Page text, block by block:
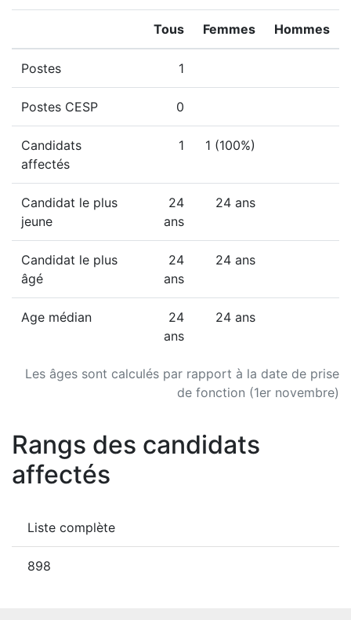
Les âges sont calculés par rapport à la date de prise
de fonction (1er novembre)
Tous Femmes Hommes
Postes 1
Postes CESP 0
Candidats
affectés
1 1 (100%)
Candidat le plus
jeune
24
ans
24 ans
Candidat le plus
âgé
24
ans
24 ans
Age médian
24
ans
24 ans
Rangs des candidats
affectés
Liste complète
898